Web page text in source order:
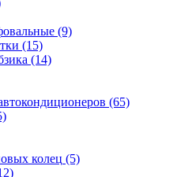
(9)
(15)
(14)
(65)
колец (5)